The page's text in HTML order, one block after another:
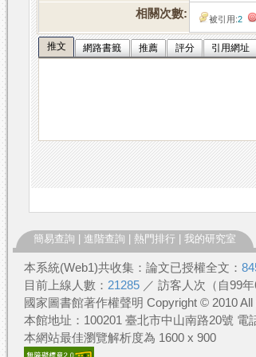
相關次數: 被引用:2
推文 網路書籤 推薦 評分 引用網址
簡易查詢 進階查詢 熱門排行 我的研究室
本系統(Web1)共收集：論文已授權全文：
目前上線人數： 21285 ／ 訪客人次（自99年
國家圖書館著作權聲明 Copyright © 2010
本館地址：100201 臺北市中山南路20號 電
本網站最佳瀏覽解析度為 1600 x 900